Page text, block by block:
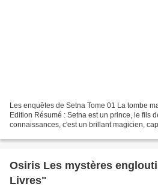
Les enquêtes de Setna Tome 01 La tombe
Edition Résumé : Setna est un prince, le fils
connaissances, c'est un brillant magicien,
Osiris Les mystères
Livres"